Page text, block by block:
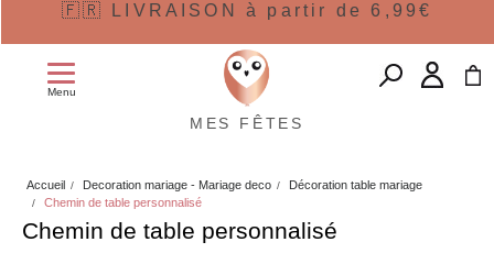
🇫🇷 LIVRAISON à partir de 6,99€
Menu
MES FÊTES
Accueil Decoration mariage - Mariage deco
Décoration table mariage
Chemin de table personnalisé
Chemin de table personnalisé